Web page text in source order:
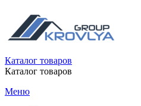
Каталог товаров
Каталог товаров
Меню